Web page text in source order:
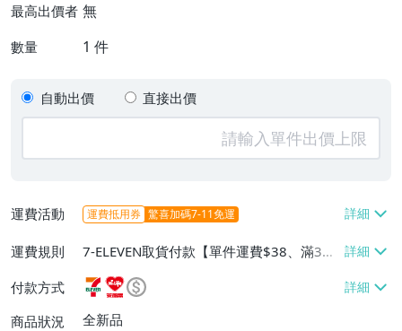
最高出價者 無
數量 1 件
自動出價 直接出價
運費活動 運費抵用券 驚喜加碼7-11免運
運費規則
7-ELEVEN取貨付款【單件運費$38、滿3件
或消費滿$1000免運費】、萊爾富取貨付款
【單件運費$60、滿3件或消費滿$1000免
運費】、宅配/貨運【單件運費$180】
付款方式
商品狀況
全新品